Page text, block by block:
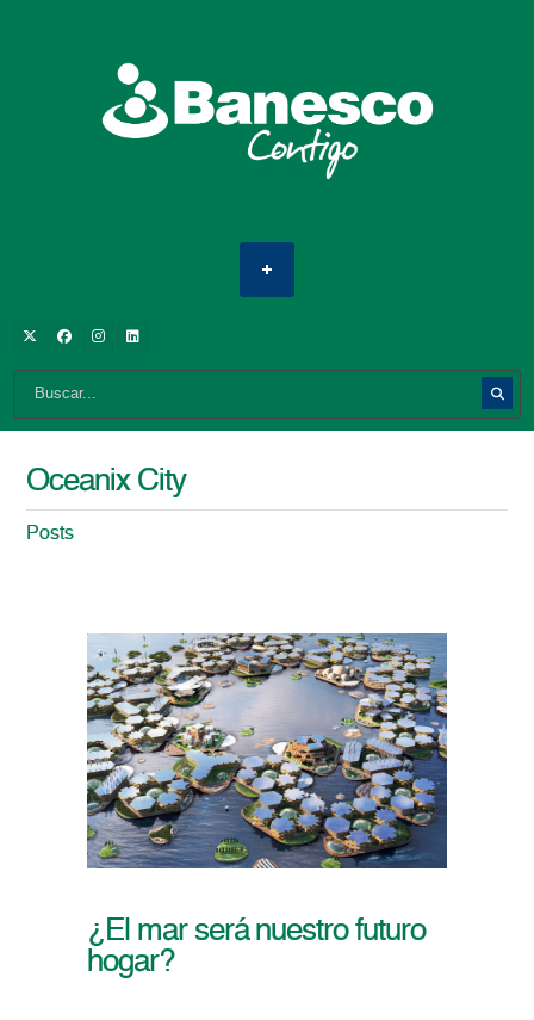
Oceanix City
Posts
¿El mar será nuestro futuro
hogar?